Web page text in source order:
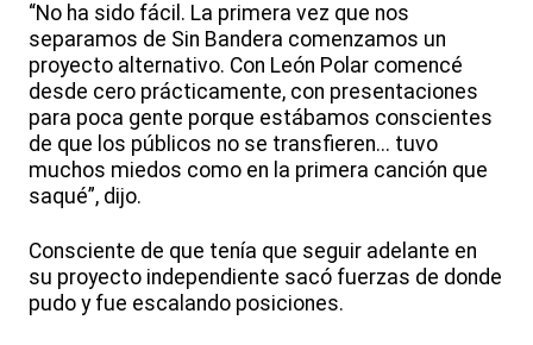
“No ha sido fácil. La primera vez que nos
separamos de Sin Bandera comenzamos un
proyecto alternativo. Con León Polar comencé
desde cero prácticamente, con presentaciones
para poca gente porque estábamos conscientes
de que los públicos no se transfieren... tuvo
muchos miedos como en la primera canción que
saqué”, dijo.
Consciente de que tenía que seguir adelante en
su proyecto independiente sacó fuerzas de donde
pudo y fue escalando posiciones.